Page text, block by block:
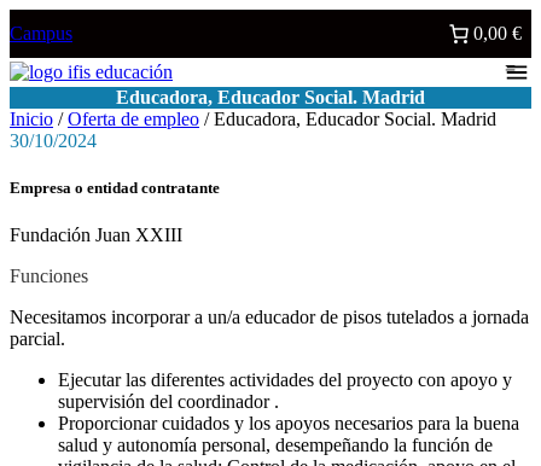
al
contenido
Campus 0,00 €
Educadora, Educador Social. Madrid
Inicio /Oferta de empleo / Educadora, Educador Social. Madrid
30/10/2024
Empresa o entidad contratante
Fundación Juan XXIII
Funciones
Necesitamos incorporar a un/a educador de pisos tutelados a jornada
parcial.
Ejecutar las diferentes actividades del proyecto con apoyo y
supervisión del coordinador .
Proporcionar cuidados y los apoyos necesarios para la buena
salud y autonomía personal, desempeñando la función de